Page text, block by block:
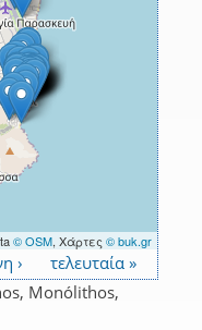
© OSM, Χάρτες © buk.gr
›
τελευταία »
Monólithos,